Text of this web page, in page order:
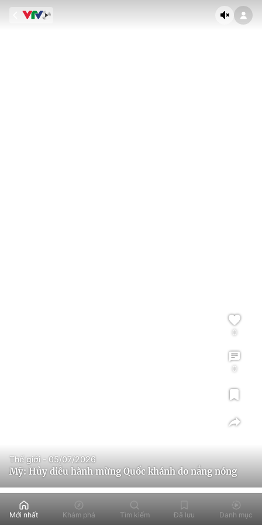
Mỹ: Hủy diễu hành mừng Quốc khánh do nắng nóng
Thế giới - 05/07/2026
0
0
Mới nhất Khám phá Tìm kiếm Đã lưu Danh mục